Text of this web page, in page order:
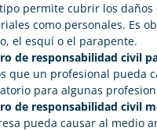
permite cubrir los
como personales. Es
el esquí o el parapente.
de responsabilidad civil
que un profesional pueda
para algunas
de responsabilidad civil
pueda causar al medio